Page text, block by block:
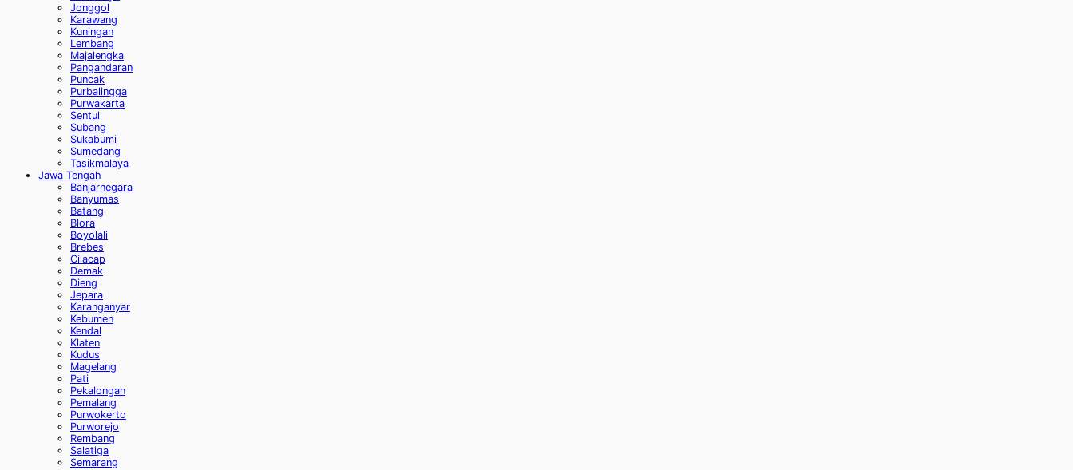
Jonggol
Karawang
Kuningan
Lembang
Majalengka
Pangandaran
Puncak
Purbalingga
Purwakarta
Sentul
Subang
Sukabumi
Sumedang
Tasikmalaya
Jawa Tengah
Banjarnegara
Banyumas
Batang
Blora
Boyolali
Brebes
Cilacap
Demak
Dieng
Jepara
Karanganyar
Kebumen
Kendal
Klaten
Kudus
Magelang
Pati
Pekalongan
Pemalang
Purwokerto
Purworejo
Rembang
Salatiga
Semarang